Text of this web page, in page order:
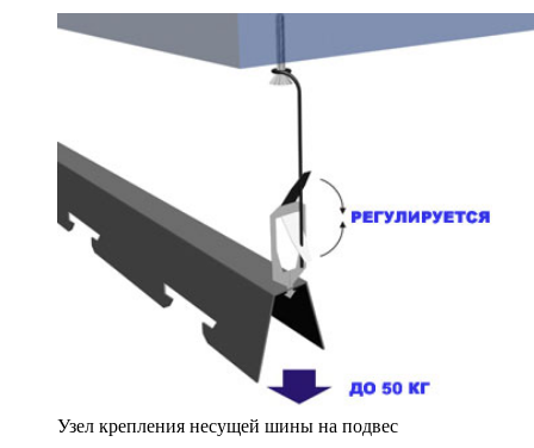
Узел крепления несущей шины на подвес